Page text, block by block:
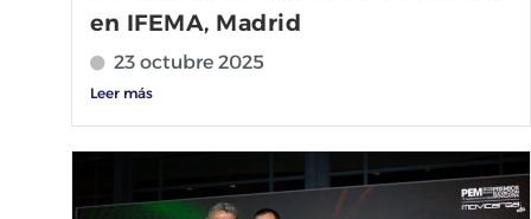
en IFEMA, Madrid
23 octubre 2025
Leer más